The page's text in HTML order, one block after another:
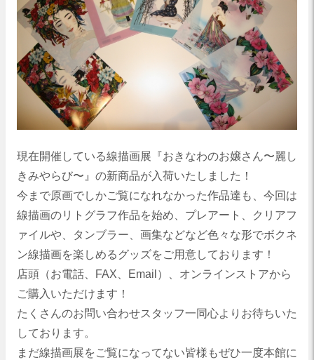
現在開催している線描画展『おきなわのお嬢さん〜麗し
きみやらび〜』の新商品が入荷いたしました！
今まで原画でしかご覧になれなかった作品達も、今回は
線描画のリトグラフ作品を始め、プレアート、クリアフ
ァイルや、タンブラー、画集などなど色々な形でボクネ
ン線描画を楽しめるグッズをご用意しております！
店頭（お電話、FAX、Email）、オンラインストアから
ご購入いただけます！
たくさんのお問い合わせスタッフ一同心よりお待ちいた
しております。
まだ線描画展をご覧になってない皆様もぜひ一度本館に